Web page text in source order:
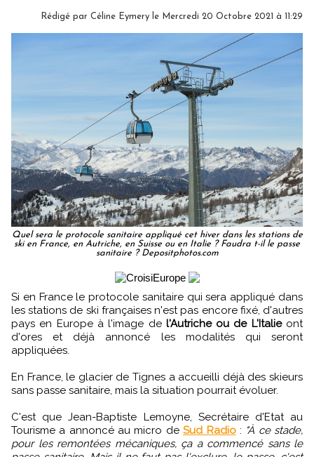
Rédigé par Céline Eymery le Mercredi 20 Octobre 2021 à 11:29
Quel sera le protocole sanitaire appliqué cet hiver dans les stations de
ski en France, en Autriche, en Suisse ou en Italie ? Faudra t-il le passe
sanitaire ? Depositphotos.com
Si en France le protocole sanitaire qui sera appliqué dans
les stations de ski françaises n'est pas encore fixé, d'autres
pays en Europe à l'image de l'Autriche ou de L'Italieont
d'ores et déjà annoncé les modalités qui seront
appliquées.
En France, le glacier de Tignes a accueilli déjà des skieurs
sans passe sanitaire, mais la situation pourrait évoluer.
C'est que Jean-Baptiste Lemoyne, Secrétaire d'Etat au
Tourisme a annoncé au micro deSud Radio: "À ce stade,
pour les remontées mécaniques, ça a commencé sans le